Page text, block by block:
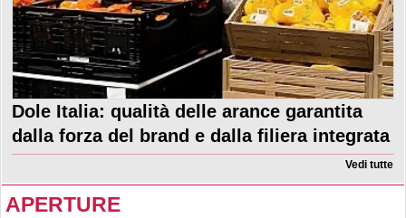
Dole Italia: qualità delle arance garantita
dalla forza del brand e dalla filiera integrata
Vedi tutte
APERTURE